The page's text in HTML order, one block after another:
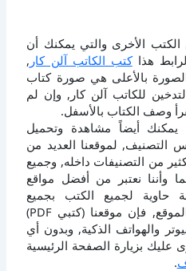
الكتب الأخرى والتي يمكنك أن
هذاكتب الكاتب آلن كار ,
بالأعلى هي صورة كتاب
للكاتب آلن كار, وإن لم
وصف الكتاب بالأسفل.
يمكنك أيضاً مشاهدة وتحميل
التصنيف, لموقعنا العديد من
من التصنيفات داخله, وجميع
مجانية 100%, كما وأننا نعتبر من أفضل مواقع
حاوية لجميع الكتب بجميع
تخصصاتها, وبالنسبة لتصفح الموقع, فإن موقعنا (كتبي PDF)
والهواتف الذكية, وبدون أي
بزيارة الصفحة الرئيسية
.